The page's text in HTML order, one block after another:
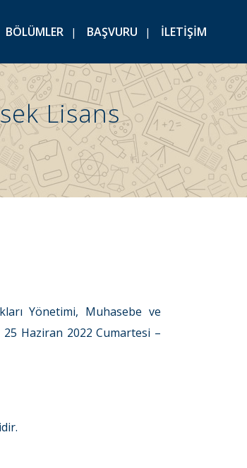
BÖLÜMLER BAŞVURU İLETİŞİM
Lisans
Yönetimi, Muhasebe ve
25 Haziran 2022 Cumartesi –